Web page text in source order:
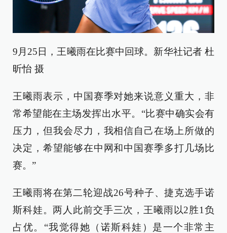
9月25日，王曦雨在比赛中回球。新华社记者 杜
昕怡 摄
王曦雨表示，中国赛季对她来说意义重大，非
常希望能在主场发挥出水平。“比赛中确实会有
压力，但我会尽力，我相信自己在场上所做的
决定，希望能够在中网和中国赛季多打几场比
赛。”
王曦雨将在第二轮迎战26号种子、捷克选手诺
斯科娃。两人此前交手三次，王曦雨以2胜1负
占优。“我觉得她（诺斯科娃）是一个非常主